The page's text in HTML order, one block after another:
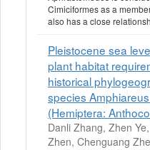
Cimiciformes as a
also has a close
Pleistocene sea
plant habitat
historical
species
(Hemiptera:
Danli Zhang, Zhen
Zhen, Chenguang